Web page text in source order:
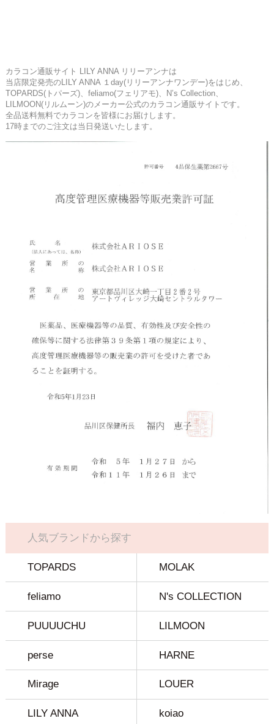
カラコン通販サイト LILY ANNA リリーアンナは
当店限定発売のLILY ANNA １day(リリーアンナワンデー)をはじめ、
TOPARDS(トパーズ)、feliamo(フェリアモ)、N’s Collection、
LILMOON(リルムーン)のメーカー公式のカラコン通販サイトです。
全品送料無料でカラコンを皆様にお届けします。
17時までのご注文は当日発送いたします。
人気ブランドから探す
TOPARDS MOLAK
feliamo N's COLLECTION
PUUUUCHU LILMOON
perse HARNE
Mirage LOUER
LILY ANNA koiao